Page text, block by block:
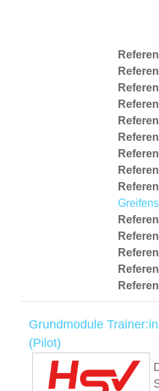
Grundmodule
(Pilot)